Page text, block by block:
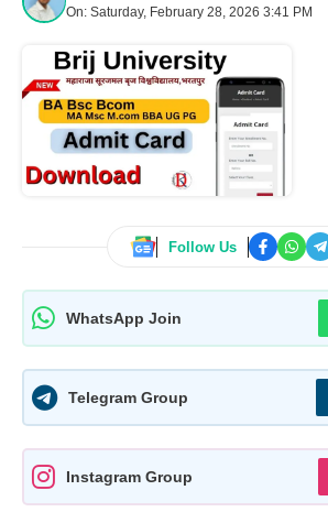
On: Saturday, February 28, 2026 3:41 PM
Follow Us
WhatsApp Join
Telegram Group
Instagram Group